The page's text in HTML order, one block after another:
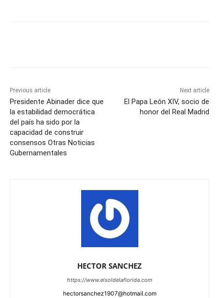
Previous article
Presidente Abinader dice que
la estabilidad democrática
del país ha sido por la
capacidad de construir
consensos Otras Noticias
Gubernamentales
Next article
El Papa León XIV, socio de
honor del Real Madrid
HECTOR SANCHEZ
https://www.elsoldelaflorida.com
hectorsanchez1907@hotmail.com